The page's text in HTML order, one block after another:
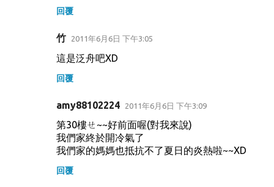
回覆
竹 2011年6月6日 下午3:05
這是泛舟吧XD
回覆
amy88102224 2011年6月6日 下午3:09
第30樓ㄝ~~好前面喔(對我來說)
我們家終於開冷氣了
我們家的媽媽也抵抗不了夏日的炎熱啦~~XD
回覆